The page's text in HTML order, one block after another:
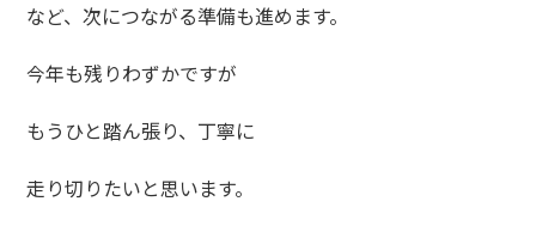
など、次につながる準備も進めます。
今年も残りわずかですが
もうひと踏ん張り、丁寧に
走り切りたいと思います。